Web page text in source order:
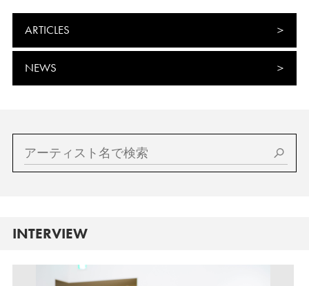
ARTICLES
NEWS
INTERVIEW